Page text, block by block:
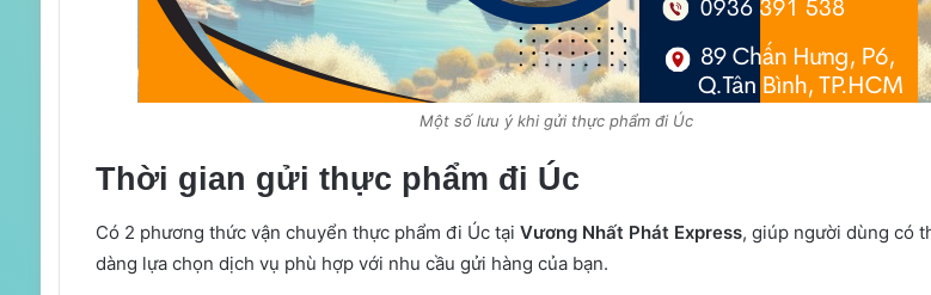
Một số lưu ý khi gửi thực phẩm đi Úc
Thời gian gửi thực phẩm đi Úc
Có 2 phương thức vận chuyển thực phẩm đi Úc tại Vương Nhất Phát Express, giúp người dùng có
dàng lựa chọn dịch vụ phù hợp với nhu cầu gửi hàng của bạn.